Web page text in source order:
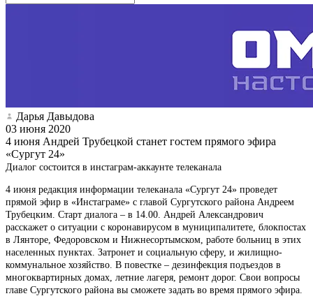
Дарья Давыдова
03 июня 2020
4 июня Андрей Трубецкой станет гостем прямого эфира
«Сургут 24»
Диалог состоится в инстаграм-аккаунте телеканала
4 июня редакция информации телеканала «Сургут 24» проведет
прямой эфир в «Инстаграме» с главой Сургутского района Андреем
Трубецким. Старт диалога – в 14.00. Андрей Александрович
расскажет о ситуации с коронавирусом в муниципалитете, блокпостах
в Лянторе, Федоровском и Нижнесортымском, работе больниц в этих
населенных пунктах. Затронет и социальную сферу, и жилищно-
коммунальное хозяйство. В повестке – дезинфекция подъездов в
многоквартирных домах, летние лагеря, ремонт дорог. Свои вопросы
главе Сургутского района вы сможете задать во время прямого эфира.